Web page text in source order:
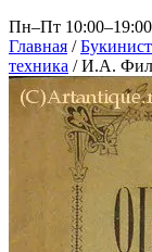
Пн–Пт 10:00–19:00
Главная /
техника / И.А.